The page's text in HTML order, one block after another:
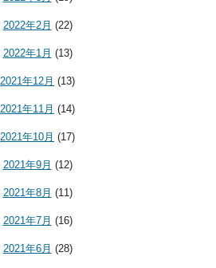
2022年2月 (22)
2022年1月 (13)
2021年12月 (13)
2021年11月 (14)
2021年10月 (17)
2021年9月 (12)
2021年8月 (11)
2021年7月 (16)
2021年6月 (28)